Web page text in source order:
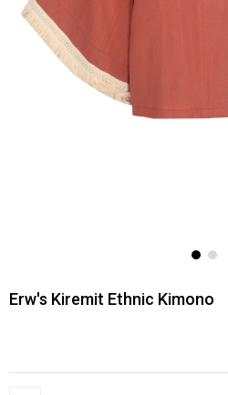
Erw's Kiremit Ethnic Kimono